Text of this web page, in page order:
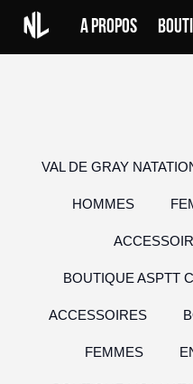
content
A PROPOS
VAL DE GRAY
HOMMES
BOUTIQUE ASPTT
ACCESSOIRES
FEMMES